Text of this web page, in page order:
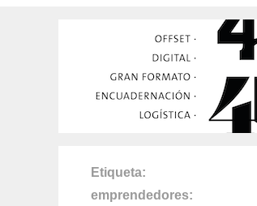
Etiqueta
emprendedores